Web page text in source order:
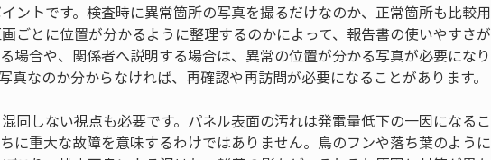
ントです。検査時に異常箇所の写真を撮るだけなのか、正常箇所も比較用
ごとに位置が分かるように整理するのかによって、報告書の使いやすさが
場合や、関係者へ説明する場合は、異常の位置が分かる写真が必要になり
真なのか分からなければ、再確認や再訪問が必要になることがあります。
同しない視点も必要です。パネル表面の汚れは発電量低下の一因になるこ
に重大な故障を意味するわけではありません。鳥のフンや落ち葉のように